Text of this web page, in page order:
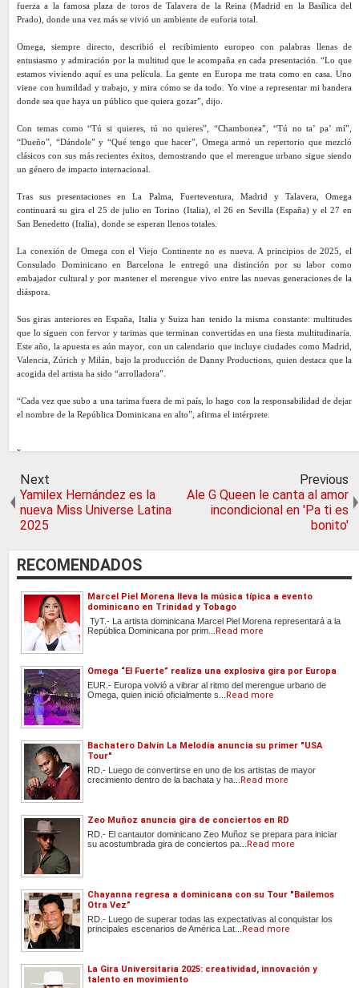
fuerza a la famosa plaza de toros de Talavera de la Reina (Madrid en la Basílica del
Prado), donde una vez más se vivió un ambiente de euforia total.
Omega, siempre directo, describió el recibimiento europeo con palabras llenas de
entusiasmo y admiración por la multitud que le acompaña en cada presentación. “Lo que
estamos viviendo aquí es una película. La gente en Europa me trata como en casa. Uno
viene con humildad y trabajo, y mira cómo se da todo. Yo vine a representar mi bandera
donde sea que haya un público que quiera gozar”, dijo.
Con temas como “Tú si quieres, tú no quieres”, “Chambonea”, “Tú no ta’ pa’ mí”,
“Dueño”, “Dándole” y “Qué tengo que hacer”, Omega armó un repertorio que mezcló
clásicos con sus más recientes éxitos, demostrando que el merengue urbano sigue siendo
un género de impacto internacional.
Tras sus presentaciones en La Palma, Fuerteventura, Madrid y Talavera, Omega
continuará su gira el 25 de julio en Torino (Italia), el 26 en Sevilla (España) y el 27 en
San Benedetto (Italia), donde se esperan llenos totales.
La conexión de Omega con el Viejo Continente no es nueva. A principios de 2025, el
Consulado Dominicano en Barcelona le entregó una distinción por su labor como
embajador cultural y por mantener el merengue vivo entre las nuevas generaciones de la
diáspora.
Sus giras anteriores en España, Italia y Suiza han tenido la misma constante: multitudes
que lo siguen con fervor y tarimas que terminan convertidas en una fiesta multitudinaria.
Este año, la apuesta es aún mayor, con un calendario que incluye ciudades como Madrid,
Valencia, Zúrich y Milán, bajo la producción de Danny Productions, quien destaca que la
acogida del artista ha sido “arrolladora”.
“Cada vez que subo a una tarima fuera de mi país, lo hago con la responsabilidad de dejar
el nombre de la República Dominicana en alto”, afirma el intérprete.
x
Next
Yamilex Hernández es la
nueva Miss Universe Latina
2025
Previous
Ale G Queen le canta al amor
incondicional en 'Pa ti es
bonito'
RECOMENDADOS
Marcel Piel Morena lleva la música típica a evento
dominicano en Trinidad y Tobago
TyT.- La artista dominicana Marcel Piel Morena representará a la
República Dominicana por prim... Read more
Omega “El Fuerte” realiza una explosiva gira por Europa
EUR.- Europa volvió a vibrar al ritmo del merengue urbano de
Omega, quien inició oficialmente s... Read more
Bachatero Dalvin La Melodía anuncia su primer "USA
Tour"
RD.- Luego de convertirse en uno de los artistas de mayor
crecimiento dentro de la bachata y ha... Read more
Zeo Muñoz anuncia gira de conciertos en RD
RD.- El cantautor dominicano Zeo Muñoz se prepara para iniciar
su acostumbrada gira de conciertos pa... Read more
Chayanna regresa a dominicana con su Tour "Bailemos
Otra Vez”
RD.- Luego de superar todas las expectativas al conquistar los
principales escenarios de América Lat... Read more
La Gira Universitaria 2025: creatividad, innovación y
talento en movimiento